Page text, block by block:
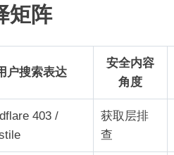
矩阵
户搜索表达
安全内容
角度
403 /
获取层排
查